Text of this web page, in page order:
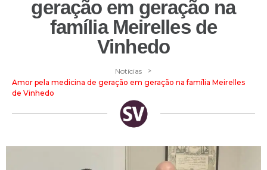
geração em geração na
família Meirelles de
Vinhedo
Notícias >
Amor pela medicina de geração em geração na família Meirelles
de Vinhedo